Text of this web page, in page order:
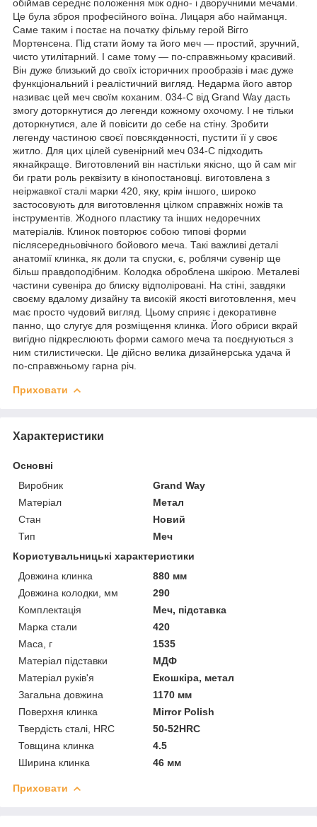
обіймав середнє положення між одно- і дворучними мечами.
Це була зброя професійного воїна. Лицаря або найманця.
Саме таким і постає на початку фільму герой Вігго
Мортенсена. Під стати йому та його меч — простий, зручний,
чисто утилітарний. І саме тому — по-справжньому красивий.
Він дуже близький до своїх історичних прообразів і має дуже
функціональний і реалістичний вигляд. Недарма його автор
називає цей меч своїм коханим. 034-С від Grand Way дасть
змогу доторкнутися до легенди кожному охочому. І не тільки
доторкнутися, але й повісити до себе на стіну. Зробити
легенду частиною своєї повсякденності, пустити її у своє
житло. Для цих цілей сувенірний меч 034-С підходить
якнайкраще. Виготовлений він настільки якісно, що й сам міг
би грати роль реквізиту в кінопостановці. виготовлена з
неіржавкої сталі марки 420, яку, крім іншого, широко
застосовують для виготовлення цілком справжніх ножів та
інструментів. Жодного пластику та інших недоречних
матеріалів. Клинок повторює собою типові форми
післясередньовічного бойового меча. Такі важливі деталі
анатомії клинка, як доли та спуски, є, роблячи сувенір ще
більш правдоподібним. Колодка оброблена шкірою. Металеві
частини сувеніра до блиску відполіровані. На стіні, завдяки
своєму вдалому дизайну та високій якості виготовлення, меч
має просто чудовий вигляд. Цьому сприяє і декоративне
панно, що слугує для розміщення клинка. Його обриси вкрай
вигідно підкреслюють форми самого меча та поєднуються з
ним стилистически. Це дійсно велика дизайнерська удача й
по-справжньому гарна річ.
Приховати
Характеристики
Основні
Виробник
Grand Way
Матеріал
Метал
Стан
Новий
Тип
Меч
Користувальницькі характеристики
Довжина клинка
880 мм
Довжина колодки, мм
290
Комплектація
Меч, підставка
Марка стали
420
Маса, г
1535
Матеріал підставки
МДФ
Матеріал руків'я
Екошкіра, метал
Загальна довжина
1170 мм
Поверхня клинка
Mirror Polish
Твердість сталі, HRC
50-52HRC
Товщина клинка
4.5
Ширина клинка
46 мм
Приховати